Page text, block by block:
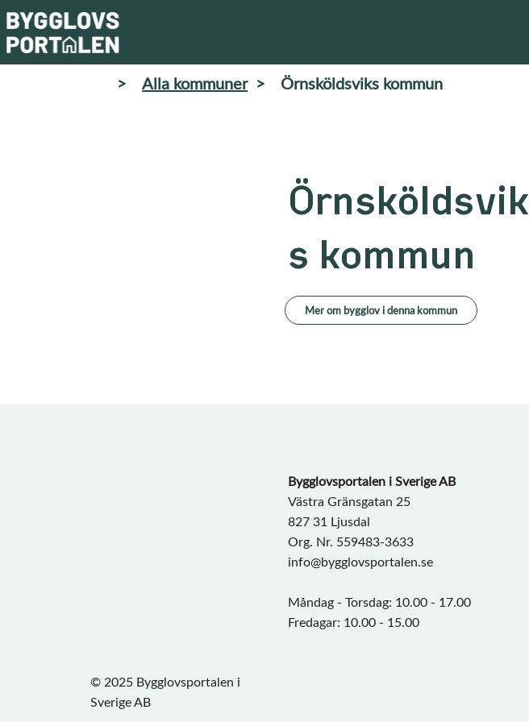
> Alla kommuner > Örnsköldsviks kommun
Örnsköldsvik
s kommun
Mer om bygglov i denna kommun
Bygglovsportalen i Sverige AB
Västra Gränsgatan 25
827 31 Ljusdal
Org. Nr. 559483-3633
info@bygglovsportalen.se
Måndag - Torsdag: 10.00 - 17.00
Fredagar: 10.00 - 15.00
© 2025 Bygglovsportalen i
Sverige AB